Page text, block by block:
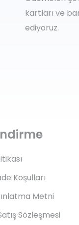
kartları ve
ediyoruz.
Koşulları
Metni
Sözleşmesi